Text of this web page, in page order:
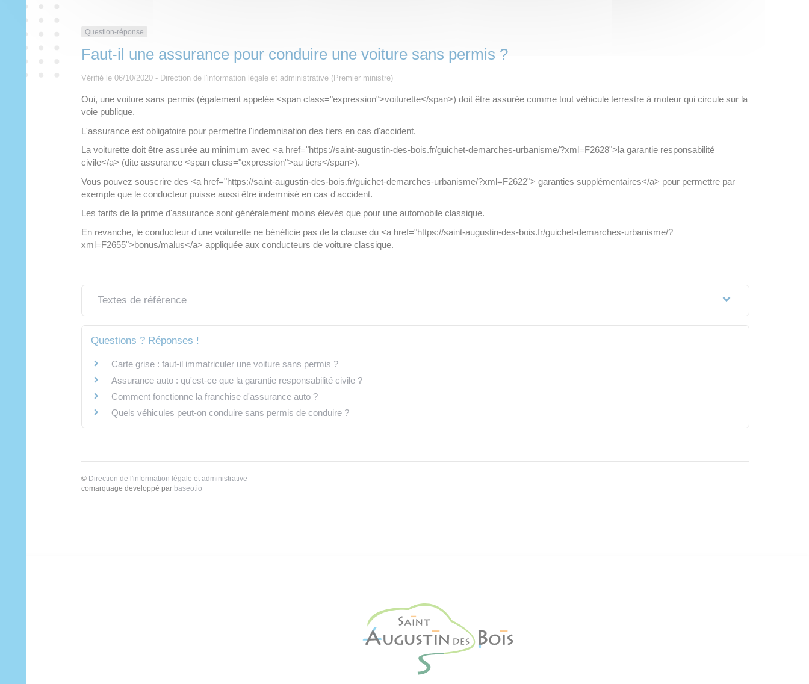
Question-réponse
Faut-il une assurance pour conduire une voiture sans permis ?
Vérifié le 06/10/2020 - Direction de l'information légale et administrative (Premier ministre)
Oui, une voiture sans permis (également appelée <span class="expression">voiturette</span>) doit être assurée comme tout véhicule terrestre à moteur qui circule sur la
voie publique.
L'assurance est obligatoire pour permettre l'indemnisation des tiers en cas d'accident.
La voiturette doit être assurée au minimum avec <a href="https://saint-augustin-des-bois.fr/guichet-demarches-urbanisme/?xml=F2628">la garantie responsabilité
civile</a> (dite assurance <span class="expression">au tiers</span>).
Vous pouvez souscrire des <a href="https://saint-augustin-des-bois.fr/guichet-demarches-urbanisme/?xml=F2622"> garanties supplémentaires</a> pour permettre par
exemple que le conducteur puisse aussi être indemnisé en cas d'accident.
Les tarifs de la prime d'assurance sont généralement moins élevés que pour une automobile classique.
En revanche, le conducteur d'une voiturette ne bénéficie pas de la clause du <a href="https://saint-augustin-des-bois.fr/guichet-demarches-urbanisme/?
xml=F2655">bonus/malus</a> appliquée aux conducteurs de voiture classique.
Textes de référence
Questions ? Réponses !
Carte grise : faut-il immatriculer une voiture sans permis ?
Assurance auto : qu'est-ce que la garantie responsabilité civile ?
Comment fonctionne la franchise d'assurance auto ?
Quels véhicules peut-on conduire sans permis de conduire ?
© Direction de l'information légale et administrative
comarquage developpé par baseo.io